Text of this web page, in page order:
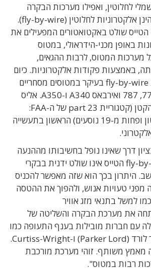
לחלוטין, ואפילו מערכות הבקרה
והשליטה של הטייס הינן אלקטרוניות לחלוטין (fly-by-wire).
שולט באקטואטורים המפעילים את
באופן מכני-הידראולי, במטוס
מערכות המטוס, לרבות ההגאים,
באמצעות פקודות אלקטרוניות. כיום
ניתן למצוא מערכות fly-by-wire בעיקר במטוסים מסחריים
גדולים כמו בואינג 777, 787 ואירבאס A340 ו-A350. אליס
הוא מטוס הנוסעים הקטן (קטגוריית part 23 של ה-FAA:
משקל נמוך מ-8.5 טון ופחות מ-19 נוסעים) הראשון בתעשייה
דרך שאינו נופל בחשיבותו מההנעה
החשמלית. "ב-fly-by-wire הטייס אינו שולט ידנית בבקרי
היתרון בכך הוא שזה מאפשר להכניס
מפני טעויות אנוש, ולהפוך את ההטסה
למשל בתנאי מזג אוויר
את מערכת הבקרה והשליטה של
עם חברות מובילות בענף התעופה כמו
Honeywell, פארקר לורד (Parker Lord) ו-Curtiss-Wright.
מאמץ משותף. זוהי מערכת מורכבת
רבות במטוס".